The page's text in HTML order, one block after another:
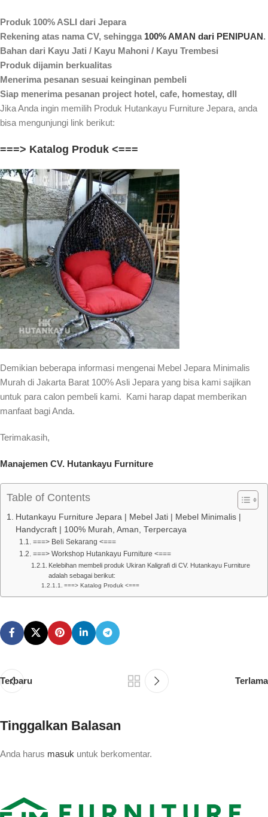
Produk 100% ASLI dari Jepara
Rekening atas nama CV, sehingga 100% AMAN dari PENIPUAN.
Bahan dari Kayu Jati / Kayu Mahoni / Kayu Trembesi
Produk dijamin berkualitas
Menerima pesanan sesuai keinginan pembeli
Siap menerima pesanan project hotel, cafe, homestay, dll
Jika Anda ingin memilih Produk Hutankayu Furniture Jepara, anda
bisa mengunjungi link berikut:
===> Katalog Produk <===
Demikian beberapa informasi mengenai Mebel Jepara Minimalis
Murah di Jakarta Barat 100% Asli Jepara yang bisa kami sajikan
untuk para calon pembeli kami. Kami harap dapat memberikan
manfaat bagi Anda.
Terimakasih,
Manajemen CV. Hutankayu Furniture
Table of Contents
Hutankayu Furniture Jepara | Mebel Jati | Mebel Minimalis |
Handycraft | 100% Murah, Aman, Terpercaya
===> Beli Sekarang <===
===> Workshop Hutankayu Furniture <===
Kelebihan membeli produk Ukiran Kaligrafi di CV. Hutankayu Furniture
adalah sebagai berikut:
===> Katalog Produk <===
Terbaru Terlama
Tinggalkan Balasan
Anda harus masuk untuk berkomentar.